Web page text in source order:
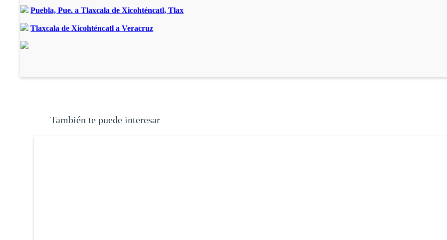
Puebla, Pue. a Tlaxcala de Xicohténcatl, Tlax
Tlaxcala de Xicohténcatl a Veracruz
También te puede interesar